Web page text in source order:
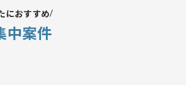
におすすめ
中案件